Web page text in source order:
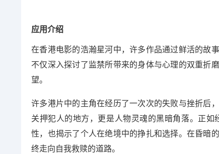
应用介绍
在香港电影的浩瀚星河中，许多作品通过鲜活的故
不仅深入探讨了监禁所带来的身体与心理的双重折
望。
许多港片中的主角在经历了一次次的失败与挫折后
关押犯人的地方，更是人物灵魂的黑暗角落。正
性，也揭示了个人在绝境中的挣扎和选择。在昏暗
终走向自我救赎的道路。